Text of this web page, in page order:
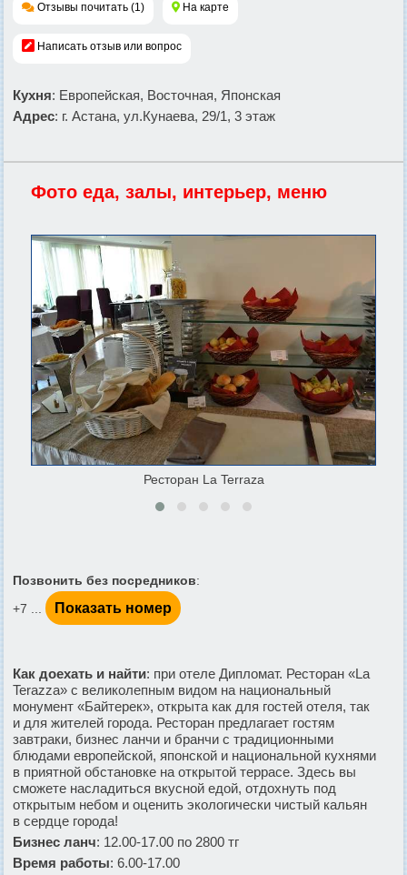
Отзывы почитать (1) На карте
Написать отзыв или вопрос
Кухня: Европейская, Восточная, Японская
Адрес: г. Астана, ул.Кунаева, 29/1, 3 этаж
Фото еда, залы, интерьер, меню
Ресторан La Terraza
Позвонить без посредников:
+7 ...
Показать номер
Как доехать и найти: при отеле Дипломат. Ресторан «La
Terazza» с великолепным видом на национальный
монумент «Байтерек», открыта как для гостей отеля, так
и для жителей города. Ресторан предлагает гостям
завтраки, бизнес ланчи и бранчи с традиционными
блюдами европейской, японской и национальной кухнями
в приятной обстановке на открытой террасе. Здесь вы
сможете насладиться вкусной едой, отдохнуть под
открытым небом и оценить экологически чистый кальян
в сердце города!
Бизнес ланч: 12.00-17.00 по 2800 тг
Время работы: 6.00-17.00